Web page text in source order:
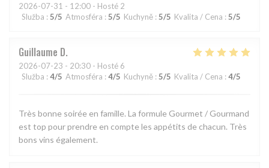
2026-07-31 - 12:00 - Hosté 2
Služba : 5/5 Atmosféra : 5/5 Kuchyně : 5/5 Kvalita / Cena : 5/5
Guillaume D
2026-07-23 - 20:30 - Hosté 6
Služba : 4/5 Atmosféra : 4/5 Kuchyně : 5/5 Kvalita / Cena : 4/5
Très bonne soirée en famille. La formule Gourmet / Gourmand
est top pour prendre en compte les appétits de chacun. Très
bons vins également.